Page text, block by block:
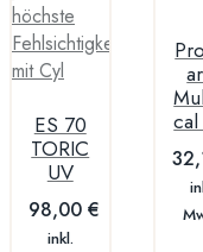
ES 70
TORIC
UV
98,00 €
inkl.